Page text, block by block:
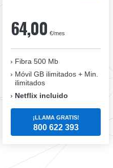
64,00 €/mes
Fibra 500 Mb
Móvil GB ilimitados + Min.
ilimitados
Netflix incluido
¡LLAMA GRATIS!
800 622 393